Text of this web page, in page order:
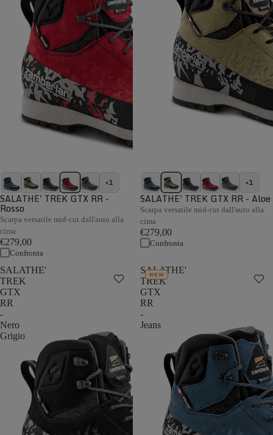
+1
SALATHE' TREK GTX RR -
Rosso
Scarpa versatile mid-cut dall'auto alla
cima
€279,00
Confronta
+1
SALATHE' TREK GTX RR - Aloe
Scarpa versatile mid-cut dall'auto alla
cima
€279,00
Confronta
SALATHE'
TREK
GTX
RR
-
Nero
Grigio
SALATHE'
TREK
GTX
RR
-
Jeans
NEW